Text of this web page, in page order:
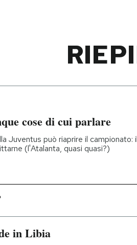
cose di cui parlare
Juventus può riaprire il campionato:
(l'Atalanta, quasi quasi?)
in Libia